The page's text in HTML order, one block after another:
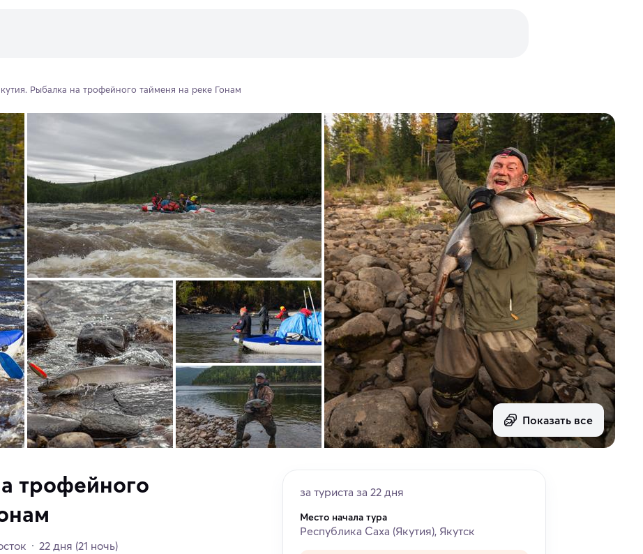
Рыбалка на трофейного тайменя на реке Гонам
Показать все
трофейного
22 дня (21 ночь)
за туриста за 22 дня
Место начала тура
Республика Саха (Якутия), Якутск